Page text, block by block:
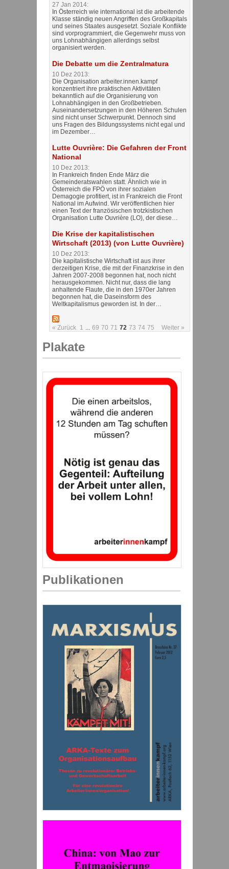
27 Jan 2014:
In Österreich wie international ist die arbeitende
Klasse ständig neuen Angriffen des Großkapitals
und seines Staates ausgesetzt. Soziale Konflikte
sind vorprogrammiert, die Gegenwehr muss von
uns Lohnabhängigen allerdings selbst
organisiert werden.
Die Debatte um die Zentralmatura
10 Dez 2013:
Die Organisation arbeiter.innen.kampf
konzentriert ihre praktischen Aktivitäten
bekanntlich auf die Organisierung von
Lohnabhängigen in den Großbetrieben.
Auseinandersetzungen in den Höheren Schulen
sind nicht unser Schwerpunkt. Dennoch sind
uns Fragen des Bildungssystems nicht egal und
im Dezember…
Lutte Ouvrière: Die Gefahren der Front
National
10 Dez 2013:
In Frankreich finden Ende März die
Gemeinderatswahlen statt. Ähnlich wie in
Österreich die FPÖ von ihrer sozialen
Demagogie profitiert, ist in Frankreich die Front
National im Aufwind. Wir veröffentlichen hier
einen Text der französischen trotzkistischen
Organisation Lutte Ouvrière (LO), der diese…
Die Krise der kapitalistischen
Wirtschaft (2013) (von Lutte Ouvrière)
10 Dez 2013:
Die kapitalistische Wirtschaft ist aus ihrer
derzeitigen Krise, die mit der Finanzkrise in den
Jahren 2007-2008 begonnen hat, noch nicht
herausgekommen. Nicht nur, dass die lang
anhaltende Flaute, die in den 1970er Jahren
begonnen hat, die Daseinsform des
Weltkapitalismus geworden ist. In der…
« Zurück 1 69 70 71 72 73 74 75 Weiter »
Plakate
Publikationen